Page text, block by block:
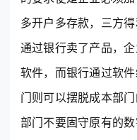
多开户多存款，三方
通过银行卖了产品，
软件，而银行通过软
门则可以摆脱成本部
部门不要固守原有的